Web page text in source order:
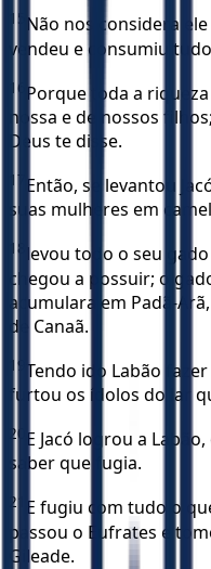
15 Não nos considera
vendeu e consumiu
16 Porque toda a
nossa e de nossos
Deus te disse.
17 Então, se levantou
suas mulheres em
18 levou todo o seu
chegou a possuir; o
acumulara em Padã-
de Canaã.
19 Tendo ido Labão
furtou os ídolos do lar
20 E Jacó logrou a
saber que fugia.
21
E fugiu com tudo o
passou o Eufrates e
Gileade.